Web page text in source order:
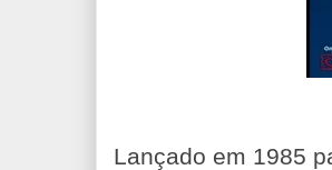
Lançado em 1985